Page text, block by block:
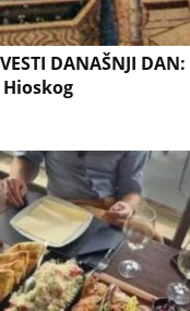
DANAŠNJI DAN: